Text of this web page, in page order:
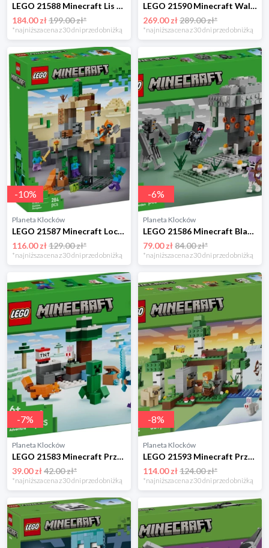
LEGO 21588 Minecraft Lis Lego
184.00 zł199.00 zł*
*najniższa cena z 30 dni przed obniżką
LEGO 21590 Minecraft Walka z Witherem Lego
269.00 zł289.00 zł*
*najniższa cena z 30 dni przed obniżką
-10%
Planeta Klocków
LEGO 21587 Minecraft Loch zombie Lego
116.00 zł129.00 zł*
*najniższa cena z 30 dni przed obniżką
-6%
Planeta Klocków
LEGO 21586 Minecraft Blady ogród Lego
79.00 zł84.00 zł*
*najniższa cena z 30 dni przed obniżką
-7%
Planeta Klocków
LEGO 21583 Minecraft Przygoda Steve’a w tajdze Lego
39.00 zł42.00 zł*
*najniższa cena z 30 dni przed obniżką
-8%
Planeta Klocków
LEGO 21593 Minecraft Przetrwanie pierwszej nocy Lego
114.00 zł124.00 zł*
*najniższa cena z 30 dni przed obniżką